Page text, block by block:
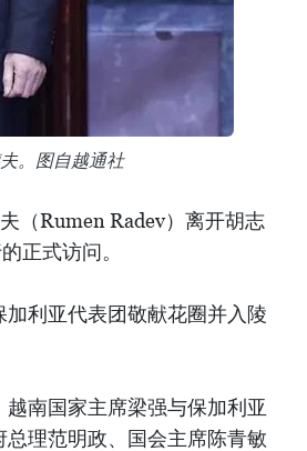
。图自越通社
（Rumen Radev）离开胡志
正式访问。
利亚代表团敬献花圈并入陵
南国家主席梁强与保加利亚
理范明政、国会主席陈青敏